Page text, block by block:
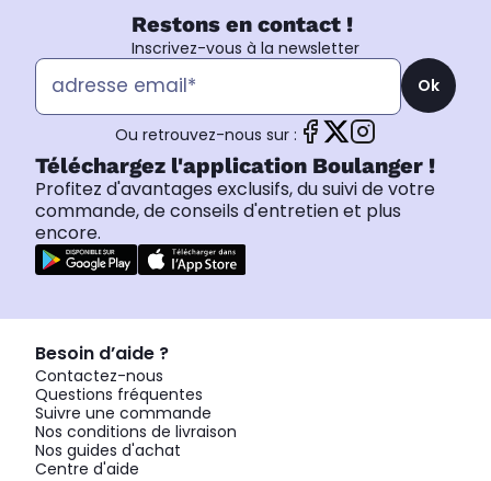
Restons en contact !
Inscrivez-vous à la newsletter
Ok
Ou retrouvez-nous sur :
Téléchargez l'application Boulanger !
Profitez d'avantages exclusifs, du suivi de votre
commande, de conseils d'entretien et plus
encore.
Besoin d’aide ?
Contactez-nous
Questions fréquentes
Suivre une commande
Nos conditions de livraison
Nos guides d'achat
Centre d'aide